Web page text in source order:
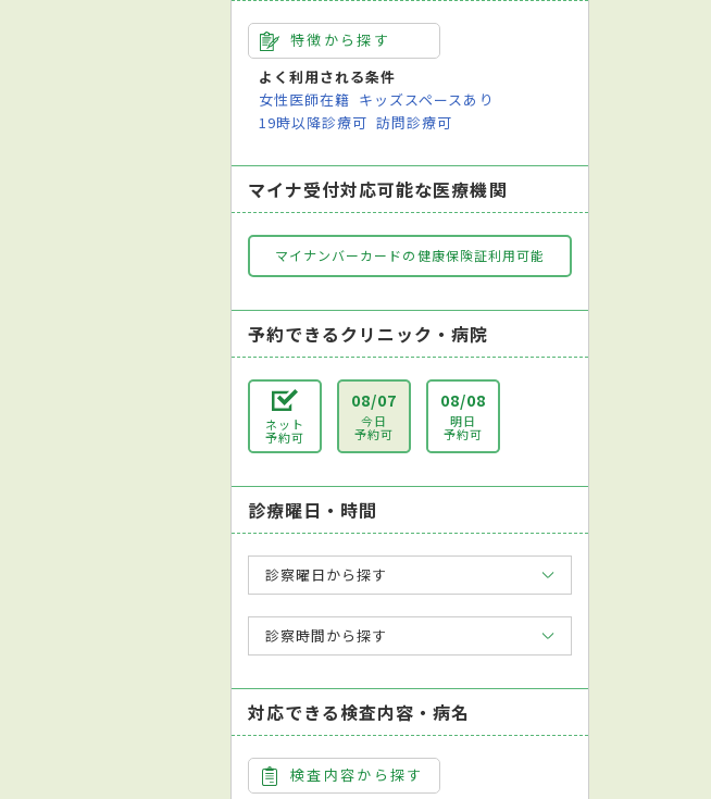
特徴から探す
よく利用される条件
女性医師在籍 キッズスペースあり
19時以降診療可 訪問診療可
マイナ受付対応可能な医療機関
マイナンバーカードの健康保険証利用可能
予約できるクリニック・病院
ネット
予約可
08/07
今日
予約可
08/08
明日
予約可
診療曜日・時間
診察曜日から探す
診察時間から探す
対応できる検査内容・病名
検査内容から探す